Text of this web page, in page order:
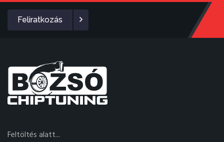
Feliratkozás
Feltöltés alatt...